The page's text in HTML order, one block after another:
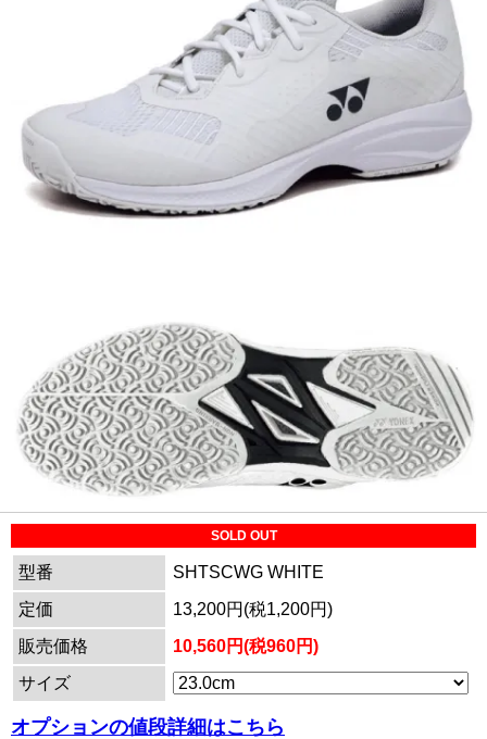
SOLD OUT
型番
SHTSCWG WHITE
定価
13,200円(税1,200円)
販売価格
10,560円(税960円)
サイズ
オプションの値段詳細はこちら